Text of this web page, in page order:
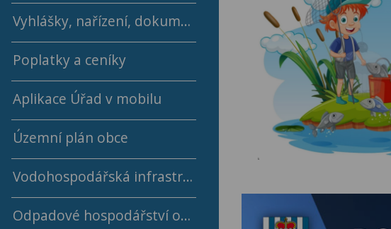
Střednědobý výhled rozpočtu
Rok 2026
Rok 2025
Rok 2024
Rok 2023
Rok 2022
Vyhlášky, nařízení, dokumenty obce
Poplatky a ceníky
Aplikace Úřad v mobilu
Územní plán obce
Vodohospodářská infrastruktura
Ceny a kalkulace vodného a stočného
Odpadové hospodářství obce